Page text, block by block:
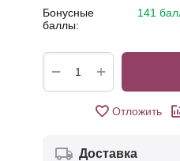
Бонусные
баллы:
141
+
−
Отложить
Доставка